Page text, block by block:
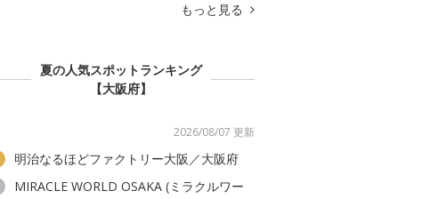
もっと見る
夏の人気スポットランキング
【大阪府】
2026/08/07 更新
明治なるほどファクトリー大阪／大阪府
MIRACLE WORLD OSAKA (ミラクルワー